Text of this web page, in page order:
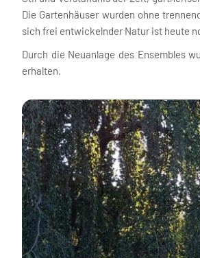
Die Gartenhäuser wurden ohne
sich frei entwickelnder Natur ist heute
Durch die Neuanlage des Ensembles
erhalten.